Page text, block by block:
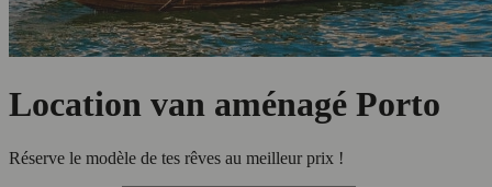
Location van aménagé Porto
Réserve le modèle de tes rêves au meilleur prix !